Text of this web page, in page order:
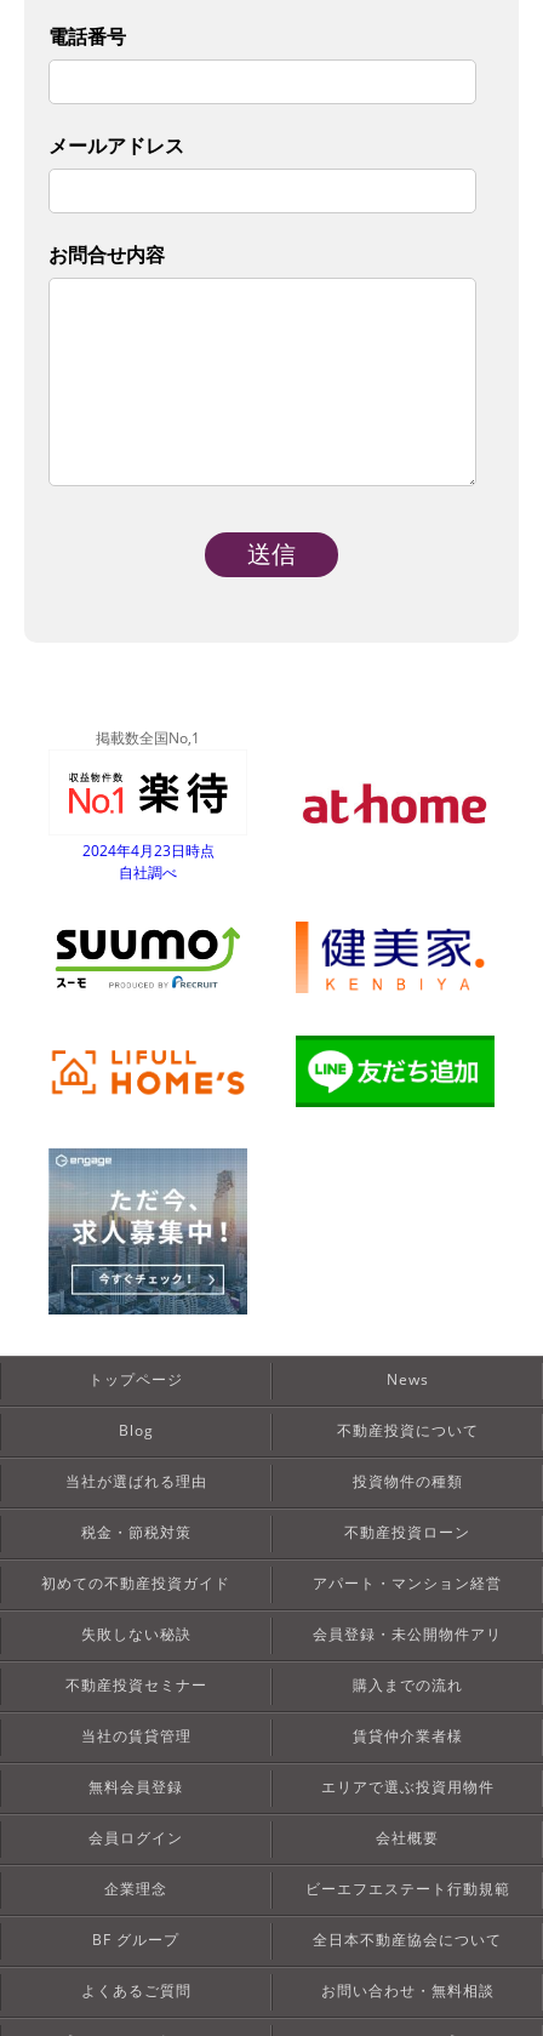
電話番号
メールアドレス
お問合せ内容
掲載数全国No,1
2024年4月23日時点
自社調べ
トップページ News
Blog 不動産投資について
当社が選ばれる理由 投資物件の種類
税金・節税対策 不動産投資ローン
初めての不動産投資ガイド アパート・マンション経営
失敗しない秘訣 会員登録・未公開物件アリ
不動産投資セミナー 購入までの流れ
当社の賃貸管理 賃貸仲介業者様
無料会員登録 エリアで選ぶ投資用物件
会員ログイン 会社概要
企業理念 ビーエフエステート行動規範
BF グループ 全日本不動産協会について
よくあるご質問 お問い合わせ・無料相談